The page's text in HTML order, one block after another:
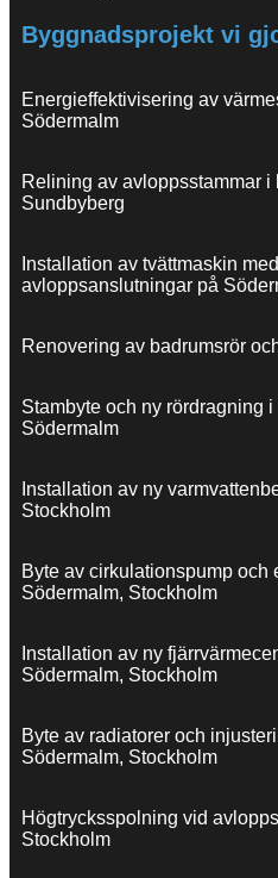
Byggnadsprojekt vi
Energieffektivisering av
Södermalm
Relining av avloppsstammar i
Sundbyberg
Installation av tvättmaskin
avloppsanslutningar på
Renovering av badrumsrör
Stambyte och ny rördragning
Södermalm
Installation av ny
Stockholm
Byte av cirkulationspump och
Södermalm, Stockholm
Installation av ny
Södermalm, Stockholm
Byte av radiatorer och
Södermalm, Stockholm
Högtrycksspolning vid
Stockholm